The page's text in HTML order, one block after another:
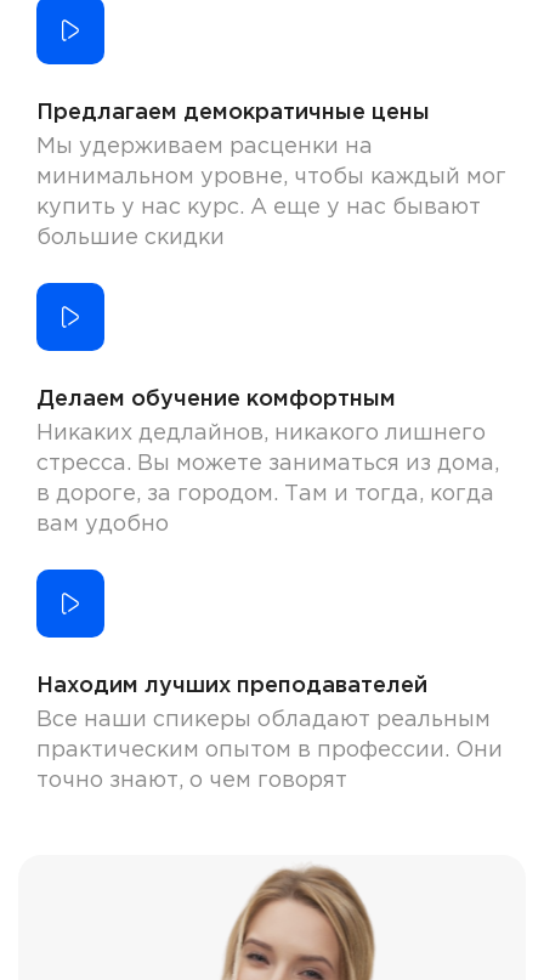
Предлагаем демократичные цены
Мы удерживаем расценки на
минимальном уровне, чтобы каждый мог
купить у нас курс. А еще у нас бывают
большие скидки
Делаем обучение комфортным
Никаких дедлайнов, никакого лишнего
стресса. Вы можете заниматься из дома,
в дороге, за городом. Там и тогда, когда
вам удобно
Находим лучших преподавателей
Все наши спикеры обладают реальным
практическим опытом в профессии. Они
точно знают, о чем говорят